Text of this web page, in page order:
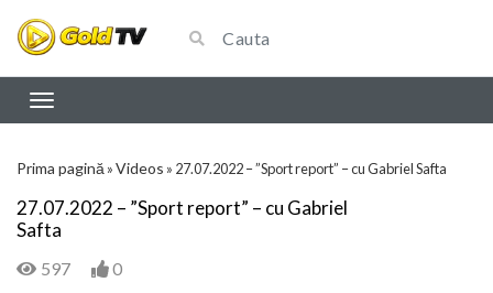
Prima pagină »Videos » 27.07.2022 – ”Sport report” – cu Gabriel Safta
27.07.2022 – ”Sport report” – cu Gabriel
Safta
597 0